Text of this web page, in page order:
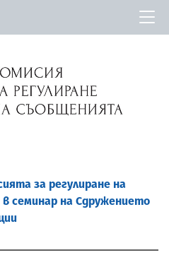
за регулиране на
семинар на Сдружението